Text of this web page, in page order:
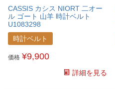
CASSIS カシス NIORT 二オー
ル ゴート 山羊 時計ベルト
U1083298
時計ベルト
価格 ¥9,900
詳細を見る